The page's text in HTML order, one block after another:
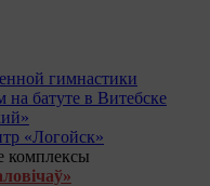
гимнастики
батуте в Витебске
«Логойск»
комплексы